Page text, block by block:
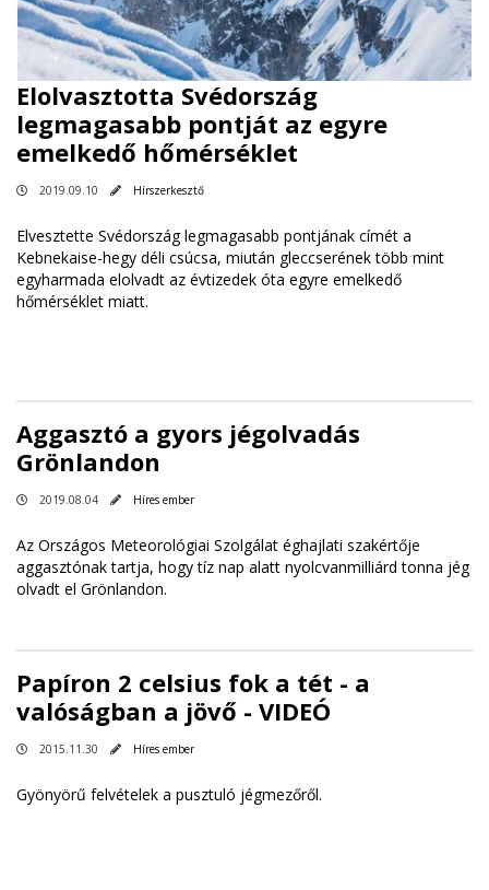
Elolvasztotta Svédország
legmagasabb pontját az egyre
emelkedő hőmérséklet
2019.09.10 Hírszerkesztő
Elvesztette Svédország legmagasabb pontjának címét a
Kebnekaise-hegy déli csúcsa, miután gleccserének több mint
egyharmada elolvadt az évtizedek óta egyre emelkedő
hőmérséklet miatt.
Aggasztó a gyors jégolvadás
Grönlandon
2019.08.04 Híres ember
Az Országos Meteorológiai Szolgálat éghajlati szakértője
aggasztónak tartja, hogy tíz nap alatt nyolcvanmilliárd tonna jég
olvadt el Grönlandon.
Papíron 2 celsius fok a tét - a
valóságban a jövő - VIDEÓ
2015.11.30 Híres ember
Gyönyörű felvételek a pusztuló jégmezőről.